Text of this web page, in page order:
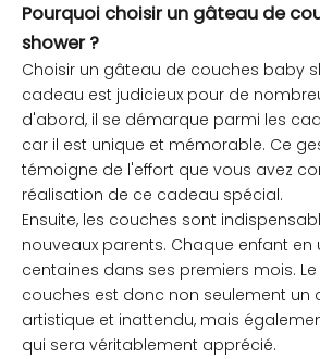
Pourquoi choisir un gâteau de
shower ?
Choisir un gâteau de couches baby
cadeau est judicieux pour de
d'abord, il se démarque parmi les
car il est unique et mémorable. Ce
témoigne de l'effort que vous avez
réalisation de ce cadeau spécial.
Ensuite, les couches sont
nouveaux parents. Chaque enfant en
centaines dans ses premiers mois.
couches est donc non seulement un
artistique et inattendu, mais
qui sera véritablement apprécié.